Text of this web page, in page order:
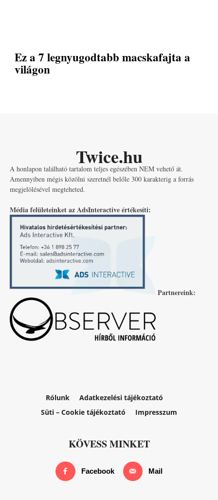
Ez a 7 legnyugodtabb macskafajta a
világon
Twice.hu
A honlapon található tartalom teljes egészében NEM vehető át.
Amennyiben mégis közölni szeretnél belőle 300 karakterig a forrás
megjelölésével megteheted.
Média felületeinket az AdsInteractive értékesíti:
Partnereink:
Rólunk
Adatkezelési tájékoztató
Süti – Cookie tájékoztató
Impresszum
KÖVESS MINKET
Facebook Mail